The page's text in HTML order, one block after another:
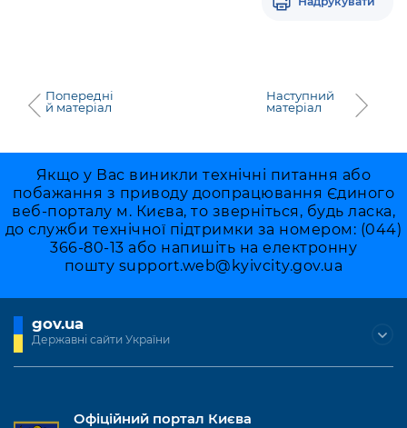
Попередні
й матеріал
Наступний
матеріал
Якщо у Вас виникли технічні питання або
побажання з приводу доопрацювання Єдиного
веб-порталу м. Києва, то зверніться, будь ласка,
до служби технічної підтримки за номером: (044)
366-80-13 або напишіть на електронну
пошту support.web@kyivcity.gov.ua
gov.ua
Державні сайти України
Офіційний портал Києва